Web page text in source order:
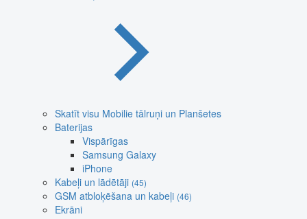
Skatīt visu Mobilie tālruņi un Planšetes
Baterijas
Vispārīgas
Samsung Galaxy
iPhone
Kabeļi un lādētāji (45)
GSM atbloķēšana un kabeļi (46)
Ekrāni